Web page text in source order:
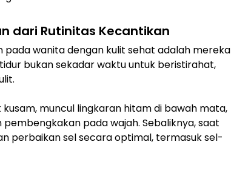
dari Rutinitas Kecantikan
pada wanita dengan kulit sehat adalah mereka
bukan sekadar waktu untuk beristirahat,
muncul lingkaran hitam di bawah mata,
pada wajah. Sebaliknya, saat
perbaikan sel secara optimal, termasuk sel-